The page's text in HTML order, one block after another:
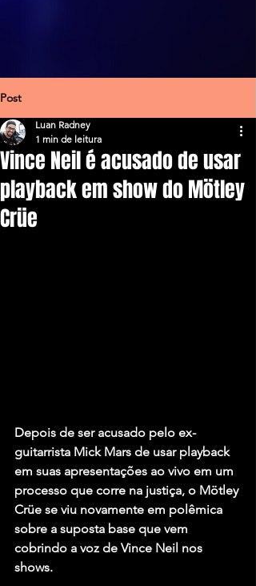
Post
Vince Neil é acusado de usar
playback em show do Mötley
Crüe
Luan Radney
1 min de leitura
Depois de ser acusado pelo ex-
guitarrista Mick Mars de usar playback
em suas apresentações ao vivo em um
processo que corre na justiça, o Mötley
Crüe se viu novamente em polêmica
sobre a suposta base que vem
cobrindo a voz de Vince Neil nos
shows.